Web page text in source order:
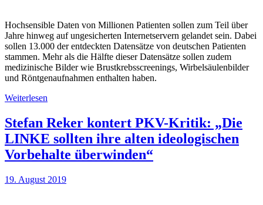
Hochsensible Daten von Millionen Patienten sollen zum Teil über
Jahre hinweg auf ungesicherten Internetservern gelandet sein. Dabei
sollen 13.000 der entdeckten Datensätze von deutschen Patienten
stammen. Mehr als die Hälfte dieser Datensätze sollen zudem
medizinische Bilder wie Brustkrebsscreenings, Wirbelsäulenbilder
und Röntgenaufnahmen enthalten haben.
Weiterlesen
Stefan Reker kontert PKV-Kritik: „Die
LINKE sollten ihre alten ideologischen
Vorbehalte überwinden“
19. August 2019